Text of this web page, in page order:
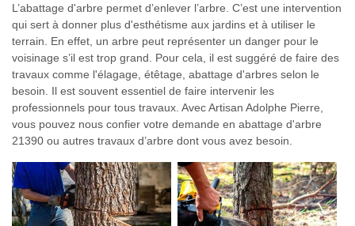
L’abattage d'arbre permet d’enlever l’arbre. C’est une intervention
qui sert à donner plus d'esthétisme aux jardins et à utiliser le
terrain. En effet, un arbre peut représenter un danger pour le
voisinage s’il est trop grand. Pour cela, il est suggéré de faire des
travaux comme l'élagage, étêtage, abattage d'arbres selon le
besoin. Il est souvent essentiel de faire intervenir les
professionnels pour tous travaux. Avec Artisan Adolphe Pierre,
vous pouvez nous confier votre demande en abattage d'arbre
21390 ou autres travaux d’arbre dont vous avez besoin.